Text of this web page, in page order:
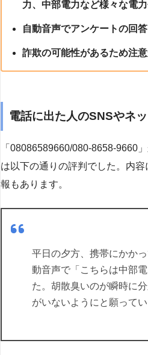
力、中部電力など様々な電
自動音声でアンケートの回
詐欺の可能性があるため注
電話に出た人のSNSやネ
「08086589660/080-8658-9660
は以下の通りの評判でした。内
報もあります。
平日の夕方、携帯にかか
動音声で「こちらは中部
た。胡散臭いのが瞬時に
がいないようにと願ってい